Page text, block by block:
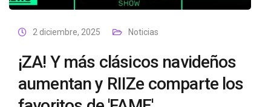
2 diciembre, 2025 Noticias
¡ZA! Y más clásicos navideños
aumentan y RIIZe comparte los